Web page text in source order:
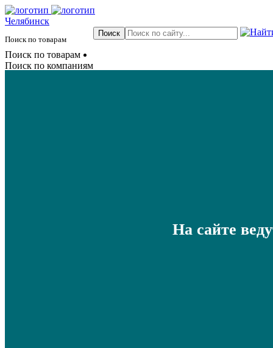
Челябинск
Поиск по товарам
Поиск по товарам
Поиск по компаниям
На сайте